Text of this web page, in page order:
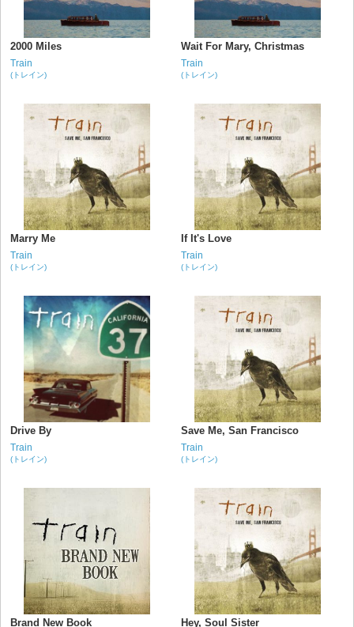
2000 Miles
Train
(トレイン)
Wait For Mary, Christmas
Train
(トレイン)
Marry Me
Train
(トレイン)
If It's Love
Train
(トレイン)
Drive By
Train
(トレイン)
Save Me, San Francisco
Train
(トレイン)
Brand New Book Hey, Soul Sister